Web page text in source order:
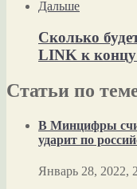
Дальше
Сколько
LINK к концу
Статьи по
В Минцифры
ударит по
Январь 28, 2022,